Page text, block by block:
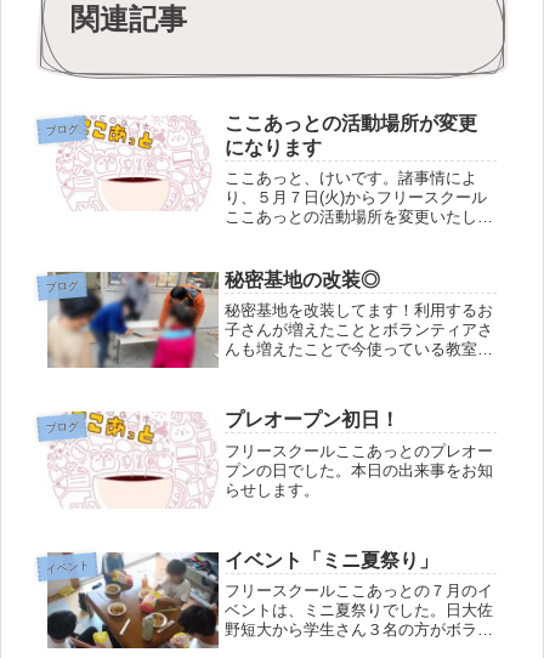
関連記事
ブログ
ここあっとの活動場所が変更
になります
ここあっと、けいです。諸事情によ
り、５月７日(火)からフリースクール
ここあっとの活動場所を変更いたしま
さんの塾です）の裏手の建物になりま
す。佐野南中の南側の通り...
ブログ 秘密基地の改装◎
秘密基地を改装してます！利用するお
子さんが増えたこととボランティアさ
んも増えたことで今使っている教室が
しい活動スペースにリフォーム中！子
どもたちにも協力してもらって今年の
夏...
ブログ プレオープン初日！
フリースクールここあっとのプレオー
プンの日でした。本日の出来事をお知
らせします。
イベント イベント「ミニ夏祭り」
フリースクールここあっとの７月のイ
ベントは、ミニ夏祭りでした。日大佐
野短大から学生さん３名の方がボラン